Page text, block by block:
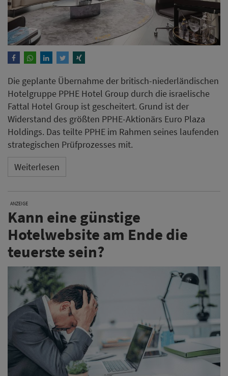
Die geplante Übernahme der britisch-niederländischen
Hotelgruppe PPHE Hotel Group durch die israelische
Fattal Hotel Group ist gescheitert. Grund ist der
Widerstand des größten PPHE-Aktionärs Euro Plaza
Holdings. Das teilte PPHE im Rahmen seines laufenden
strategischen Prüfprozesses mit.
Weiterlesen
ANZEIGE
Kann eine günstige
Hotelwebsite am Ende die
teuerste sein?